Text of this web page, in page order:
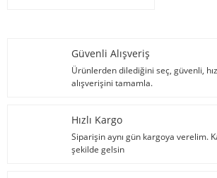
Güvenli Alışveriş
Ürünlerden dilediğini seç, güvenli,
alışverişini tamamla.
Hızlı Kargo
Siparişin aynı gün kargoya verelim.
şekilde gelsin